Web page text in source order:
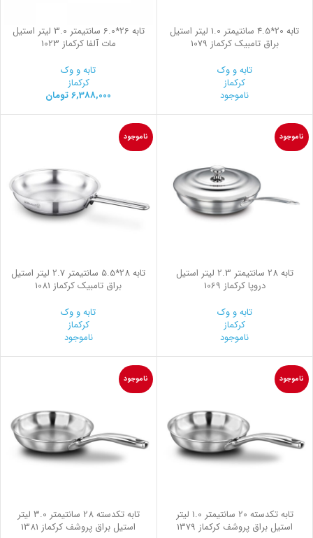
تابه 20*4.5 سانتیمتر 1.0 لیتر استیل
براق تامبیک کرکماز 1079
تابه و وک
کرکماز
ناموجود
تابه 26*6.0 سانتیمتر 3.0 لیتر استیل
مات آلفا کرکماز 1023
تابه و وک
کرکماز
6,388,000 تومان
ناموجود
تابه 28 سانتیمتر 2.3 لیتر استیل
دروپا کرکماز 1069
تابه و وک
کرکماز
ناموجود
ناموجود
تابه 28*5.5 سانتیمتر 2.7 لیتر استیل
براق تامبیک کرکماز 1081
تابه و وک
کرکماز
ناموجود
ناموجود
تابه تکدسته 20 سانتیمتر 1.0 لیتر
استیل براق پروشف کرکماز 1379
ناموجود
تابه تکدسته 28 سانتیمتر 3.0 لیتر
استیل براق پروشف کرکماز 1381